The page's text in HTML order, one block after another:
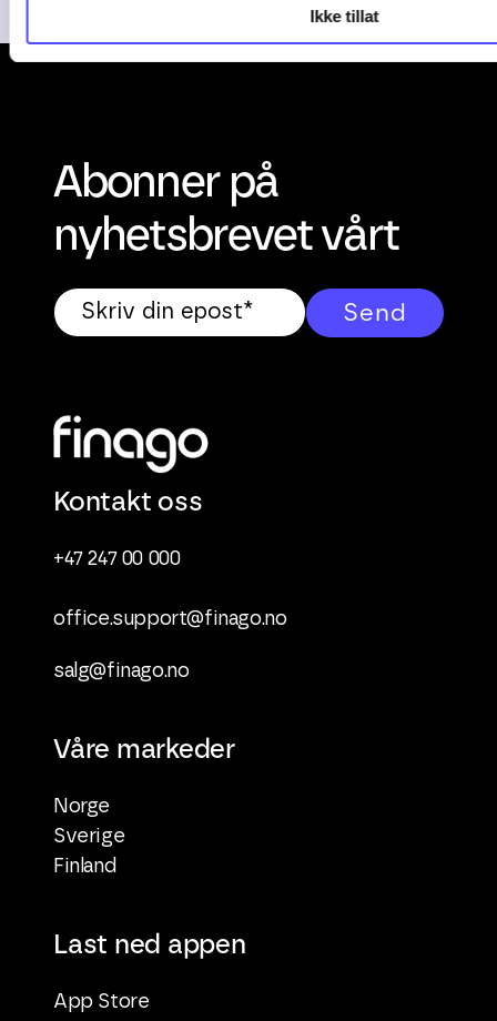
Ikke tillat
Abonner på
nyhetsbrevet vårt
Kontakt oss
+47 247 00 000
office.support@finago.no
salg@finago.no
Våre markeder
Norge
Sverige
Finland
Last ned appen
App Store